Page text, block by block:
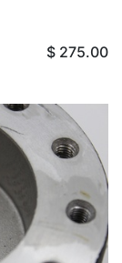
$ 275.00